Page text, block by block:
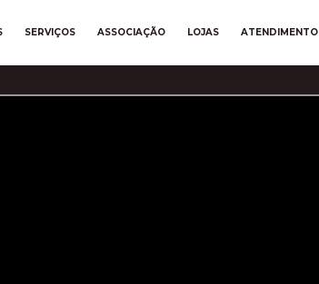
SERVIÇOS ASSOCIAÇÃO LOJAS ATENDIMENTO